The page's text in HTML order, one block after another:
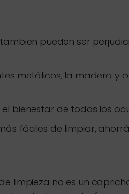
pueden ser
metálicos, la madera y
bienestar de todos los
fáciles de limpiar,
limpieza no es un